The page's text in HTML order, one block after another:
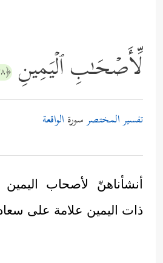
لِّأَصۡحَـٰبِ ٱلۡیَمِینِ ﴿٣٨﴾
تفسير المختصرسورة الواقعة
أنشأناهنّ لأصحاب
ذات اليمين علامة على